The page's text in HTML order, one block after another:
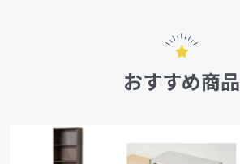
おすすめ商品